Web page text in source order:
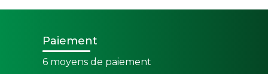
Paiement
6 moyens de paiement